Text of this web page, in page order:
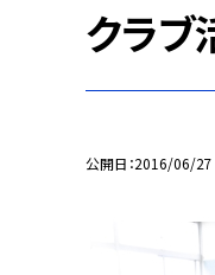
クラブ
公開日 2016/06/27